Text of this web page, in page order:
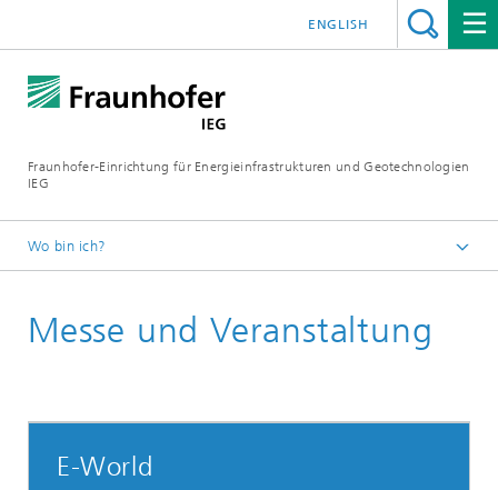
Fraunhofer-Einrichtung für Energieinfrastrukturen und Geotechnologien
IEG
ENGLISH
Wo bin ich?
Messe und Veranstaltung
E-World